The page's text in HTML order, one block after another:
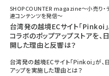
SHOPCOUNTER magazine〜小売り・
連コンテンツを発信〜
台湾発の越境ECサイト「Pinkoi」
コラボのポップアップストアを、
開した理由と反響は？
台湾発の越境ECサイト「Pinkoi」が、
アップを実施した理由とは？